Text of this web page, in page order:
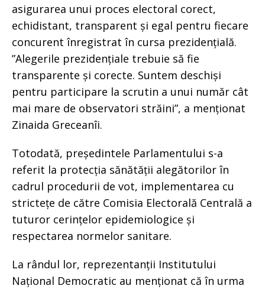
asigurarea unui proces electoral corect,
echidistant, transparent și egal pentru fiecare
concurent înregistrat în cursa prezidențială.
”Alegerile prezidențiale trebuie să fie
transparente și corecte. Suntem deschiși
pentru participare la scrutin a unui număr cât
mai mare de observatori străini”, a menționat
Zinaida Greceanîi.
Totodată, președintele Parlamentului s-a
referit la protecția sănătății alegătorilor în
cadrul procedurii de vot, implementarea cu
strictețe de către Comisia Electorală Centrală a
tuturor cerințelor epidemiologice și
respectarea normelor sanitare.
La rândul lor, reprezentanții Institutului
Național Democratic au menționat că în urma